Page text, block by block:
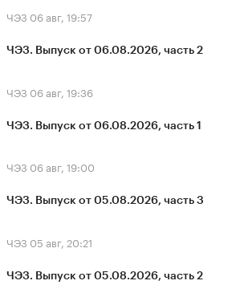
ЧЭЗ 06 авг, 19:57
ЧЭЗ. Выпуск от 06.08.2026, часть 2
ЧЭЗ 06 авг, 19:36
ЧЭЗ. Выпуск от 06.08.2026, часть 1
ЧЭЗ 06 авг, 19:00
ЧЭЗ. Выпуск от 05.08.2026, часть 3
ЧЭЗ 05 авг, 20:21
ЧЭЗ. Выпуск от 05.08.2026, часть 2